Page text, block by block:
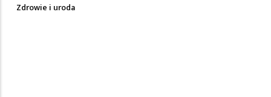
Zdrowie i uroda